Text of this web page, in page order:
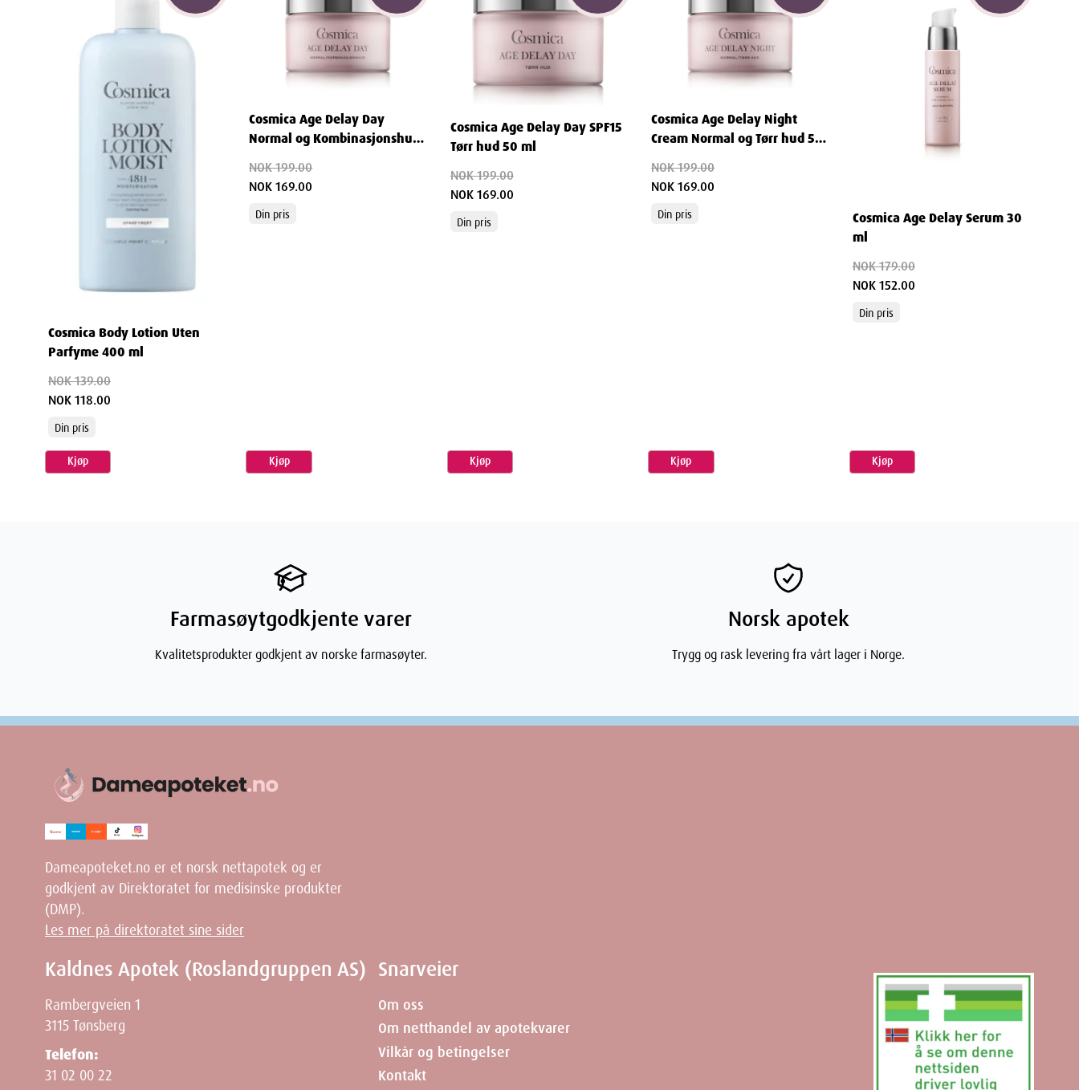
Crosspolymer, Xanthan Gum, Polyglycerin-3, Sodium Hydroxide, Methylparaben, Ethylparaben,
Parfum.
Dimensjoner
Depth
Weight
Cosmica Body Lotion Uten
Parfyme 400 ml
NOK 139.00
NOK 118.00
Din pris
Kjøp
Cosmica Age Delay Day
Normal og Kombinasjonshud
NOK 199.00
NOK 169.00
Din pris
Kjøp
Cosmica Age Delay Day SPF15
Tørr hud 50 ml
NOK 199.00
NOK 169.00
Din pris
Kjøp
Cosmica Age Delay Night
Cream Normal og Tørr hud 50
NOK 199.00
NOK 169.00
Din pris
Kjøp
Cosmica Age Delay Serum 30
ml
NOK 179.00
NOK 152.00
Din pris
Kjøp
Farmasøytgodkjente varer
Kvalitetsprodukter godkjent av norske farmasøyter.
Norsk apotek
Trygg og rask levering fra vårt lager i Norge.
Dameapoteket.no er et norsk nettapotek og er
godkjent av Direktoratet for medisinske produkter
(DMP).
Les mer på direktoratet sine sider
Kaldnes Apotek (Roslandgruppen AS)
Rambergveien 1
3115 Tønsberg
Telefon:
31 02 00 22
Snarveier
Om oss
Om netthandel av apotekvarer
Vilkår og betingelser
Kontakt